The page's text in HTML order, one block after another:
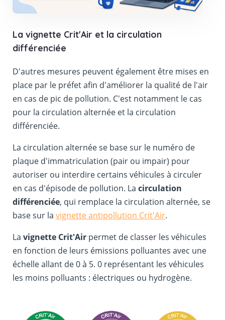
La vignette Crit'Air et la circulation
différenciée
D'autres mesures peuvent également être mises en
place par le préfet afin d'améliorer la qualité de l'air
en cas de pic de pollution. C'est notamment le cas
pour la circulation alternée et la circulation
différenciée.
La circulation alternée se base sur le numéro de
plaque d'immatriculation (pair ou impair) pour
autoriser ou interdire certains véhicules à circuler
en cas d'épisode de pollution. La circulation
différenciée, qui remplace la circulation alternée, se
base sur la vignette antipollution Crit'Air.
La vignette Crit'Airpermet de classer les véhicules
en fonction de leurs émissions polluantes avec une
échelle allant de 0 à 5. 0 représentant les véhicules
les moins polluants : électriques ou hydrogène.